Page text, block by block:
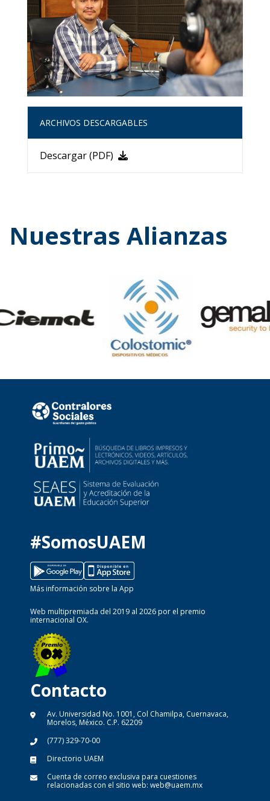
ARCHIVOS DESCARGABLES
Descargar (PDF)
Nuestras Alianzas
#SomosUAEM
Más información sobre la App
Web multipremiada del 2019 al 2026 por el premio
internacional OX.
Contacto
Av. Universidad No. 1001, Col Chamilpa, Cuernavaca,
Morelos, México. C.P. 62209
(777) 329-70-00
Directorio UAEM
Cuenta de correo exclusiva para cuestiones
relacionadas con el sitio web: web@uaem.mx